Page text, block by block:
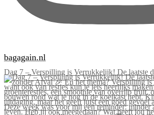
bagagain.nl
Dag 7 – Verspilling is Verrukkelijk! De laatste d